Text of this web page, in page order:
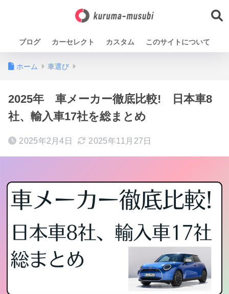
ブログ カーセレクト カスタム このサイトについて
ホーム 車選び
2025年 車メーカー徹底比較! 日本車8
社、輸入車17社を総まとめ
2025年2月4日 2025年11月27日